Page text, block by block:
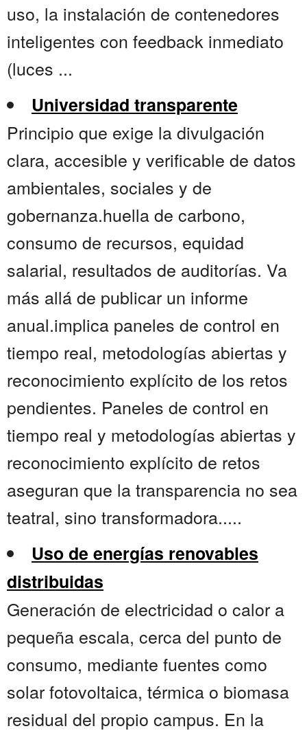
uso, la instalación de contenedores
inteligentes con feedback inmediato
(luces ...
Universidad transparente
Principio que exige la divulgación
clara, accesible y verificable de datos
ambientales, sociales y de
gobernanza.huella de carbono,
consumo de recursos, equidad
salarial, resultados de auditorías. Va
más allá de publicar un informe
anual.implica paneles de control en
tiempo real, metodologías abiertas y
reconocimiento explícito de los retos
pendientes. Paneles de control en
tiempo real y metodologías abiertas y
reconocimiento explícito de retos
aseguran que la transparencia no sea
teatral, sino transformadora.....
Uso de energías renovables
distribuidas
Generación de electricidad o calor a
pequeña escala, cerca del punto de
consumo, mediante fuentes como
solar fotovoltaica, térmica o biomasa
residual del propio campus. En la